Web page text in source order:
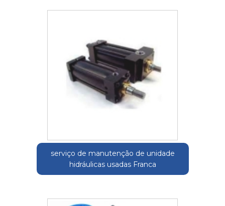
serviço de manutenção de unidade
hidráulicas usadas Franca